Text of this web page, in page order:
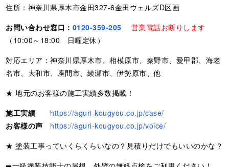
住所：神奈川県厚木市金田327-6金田ウェルズD区画
お問い合わせ窓口： 0120-359-205
営業電話お断りします
（10:00～18:00 日曜定休）
対応エリア：神奈川県厚木市、相模原市、秦野市、愛甲郡、海老
名市、大和市、座間市、綾瀬市、伊勢原市、他
★ 地元のお客様の施工実績多数掲載！
施工実績
https://aguri-kougyou.co.jp/case/
お客様の声
https://aguri-kougyou.co.jp/voice/
★ 塗装工事っていくらくらいなの？見積りだけでもいいのかな？